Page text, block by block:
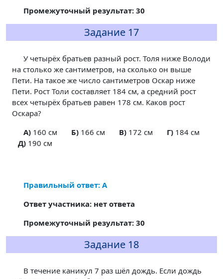
Промежуточный результат: 30
Задание 17
У четырёх братьев разный рост. Толя ниже Володи
на столько же сантиметров, на сколько он выше
Пети. На такое же число сантиметров Оскар ниже
Пети. Рост Толи составляет 184 см, а средний рост
всех четырёх братьев равен 178 см. Каков рост
Оскара?
A)160 см Б)166 см В)172 см Г)184 см
Д) 190 см
Правильный ответ: А
Ответ участника: нет ответа
Промежуточный результат: 30
Задание 18
В течение каникул 7 раз шёл дождь. Если дождь